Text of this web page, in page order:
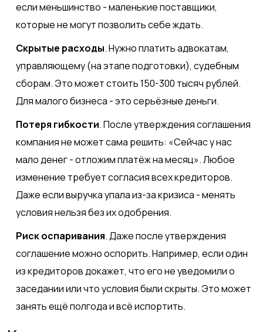
если меньшинство - маленькие поставщики,
которые не могут позволить себе ждать.
Скрытые расходы. Нужно платить адвокатам,
управляющему (на этапе подготовки), судебным
сборам. Это может стоить 150-300 тысяч рублей.
Для малого бизнеса - это серьёзные деньги.
Потеря гибкости. После утверждения соглашения
компания не может сама решить: «Сейчас у нас
мало денег - отложим платёж на месяц». Любое
изменение требует согласия всех кредиторов.
Даже если выручка упала из-за кризиса - менять
условия нельзя без их одобрения.
Риск оспаривания. Даже после утверждения
соглашение можно оспорить. Например, если один
из кредиторов докажет, что его не уведомили о
заседании или что условия были скрыты. Это может
занять ещё полгода и всё испортить.